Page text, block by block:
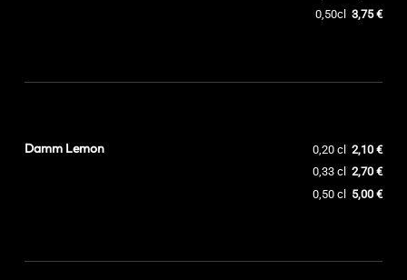
0,50cl
3,75 €
Damm Lemon 0,20 cl 2,10 €
0,33 cl
2,70 €
0,50 cl 5,00 €